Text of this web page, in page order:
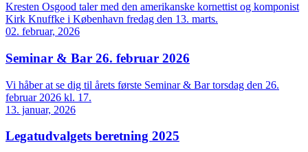
Kresten Osgood taler med den amerikanske kornettist og komponist
Kirk Knuffke i København fredag den 13. marts.
02. februar, 2026
Seminar & Bar 26. februar 2026
Vi håber at se dig til årets første Seminar & Bar torsdag den 26.
februar 2026 kl. 17.
13. januar, 2026
Legatudvalgets beretning 2025